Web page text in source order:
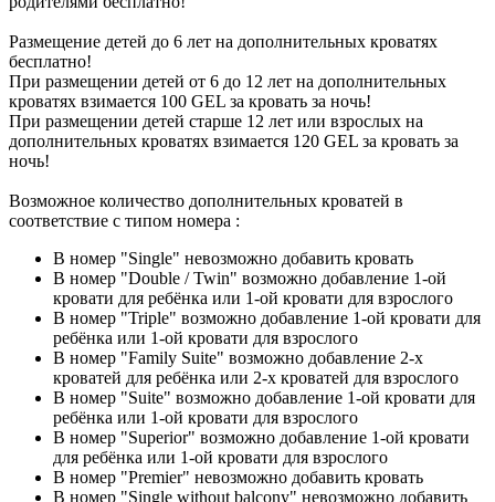
Размещение детей до 6 лет на дополнительных кроватях
бесплатно!
При размещении детей от 6 до 12 лет на дополнительных
кроватях взимается 100 GEL за кровать за ночь!
При размещении детей старше 12 лет или взрослых на
дополнительных кроватях взимается 120 GEL за кровать за
ночь!
Возможное количество дополнительных кроватей в
соответствие с типом номера :
В номер "Single" невозможно добавить кровать
В номер "Double / Twin" возможно добавление 1-ой
кровати для ребёнка или 1-ой кровати для взрослого
В номер "Triple" возможно добавление 1-ой кровати для
ребёнка или 1-ой кровати для взрослого
В номер "Family Suite" возможно добавление 2-х
кроватей для ребёнка или 2-х кроватей для взрослого
В номер "Suite" возможно добавление 1-ой кровати для
ребёнка или 1-ой кровати для взрослого
В номер "Superior" возможно добавление 1-ой кровати
для ребёнка или 1-ой кровати для взрослого
В номер "Premier" невозможно добавить кровать
В номер "Single without balcony" невозможно добавить